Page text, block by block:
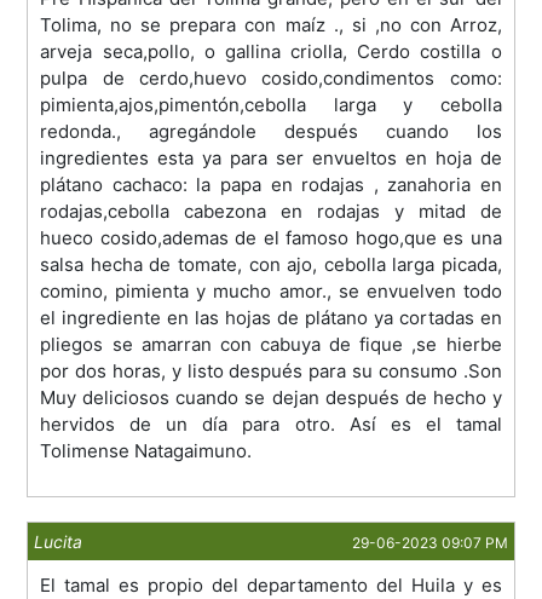
Tolima, no se prepara con maíz ., si ,no con Arroz,
arveja seca,pollo, o gallina criolla, Cerdo costilla o
pulpa de cerdo,huevo cosido,condimentos como:
pimienta,ajos,pimentón,cebolla larga y cebolla
redonda., agregándole después cuando los
ingredientes esta ya para ser envueltos en hoja de
plátano cachaco: la papa en rodajas , zanahoria en
rodajas,cebolla cabezona en rodajas y mitad de
hueco cosido,ademas de el famoso hogo,que es una
salsa hecha de tomate, con ajo, cebolla larga picada,
comino, pimienta y mucho amor., se envuelven todo
el ingrediente en las hojas de plátano ya cortadas en
pliegos se amarran con cabuya de fique ,se hierbe
por dos horas, y listo después para su consumo .Son
Muy deliciosos cuando se dejan después de hecho y
hervidos de un día para otro. Así es el tamal
Tolimense Natagaimuno.
Lucita 29-06-2023 09:07 PM
El tamal es propio del departamento del Huila y es